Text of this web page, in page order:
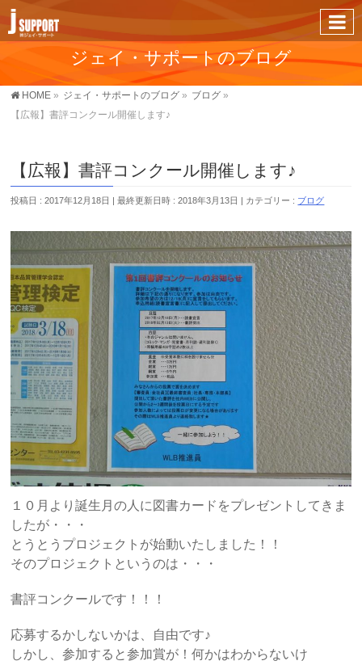
ジェイ・サポートのブログ
HOME » ジェイ・サポートのブログ » ブログ »
【広報】書評コンクール開催します♪
【広報】書評コンクール開催します♪
投稿日 : 2017年12月18日 最終更新日時 : 2018年3月13日 カテゴリー : ブログ
１０月より誕生月の人に図書カードをプレゼントしてきま
したが・・・
とうとうプロジェクトが始動いたしました！！
そのプロジェクトというのは・・・
書評コンクールです！！！
応募するかしないかは、自由です♪
しかし、参加すると参加賞が！何かはわからないけ